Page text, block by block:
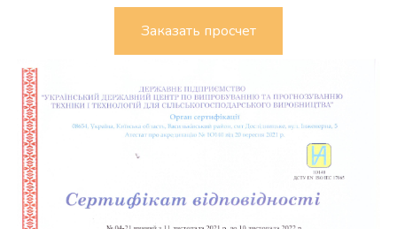
Заказать просчет